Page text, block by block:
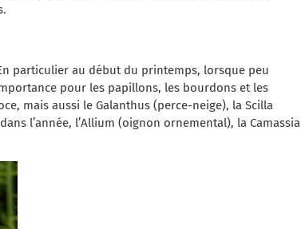
particulier au début du printemps, lorsque peu
pour les papillons, les bourdons et les
mais aussi le Galanthus (perce-neige), la Scilla
l’année, l’Allium (oignon ornemental), la Camassia